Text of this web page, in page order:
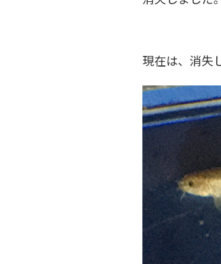
現在は、消失